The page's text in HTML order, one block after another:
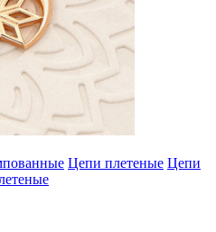
Цепи плетеные Цепи